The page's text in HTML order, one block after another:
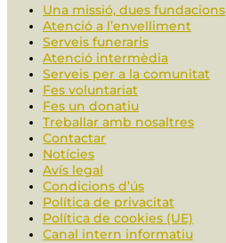
Una missió, dues fundacions
Atenció a l’envelliment
Serveis funeraris
Atenció intermèdia
Serveis per a la comunitat
Fes voluntariat
Fes un donatiu
Treballar amb nosaltres
Contactar
Notícies
Avís legal
Condicions d’ús
Política de privacitat
Política de cookies (UE)
Canal intern informatiu